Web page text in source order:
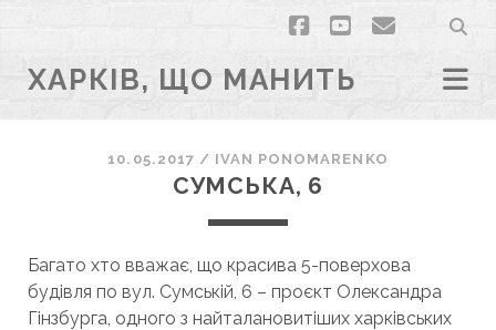
facebook
youtubeemail
ХАРКІВ, ЩО МАНИТЬ
10.05.2017 / ІVAN PONOMARENKO
СУМСЬКА, 6
Багато хто вважає, що красива 5-поверхова
будівля по вул. Сумській, 6 – проєкт Олександра
Гінзбурга, одного з найталановитіших харківських